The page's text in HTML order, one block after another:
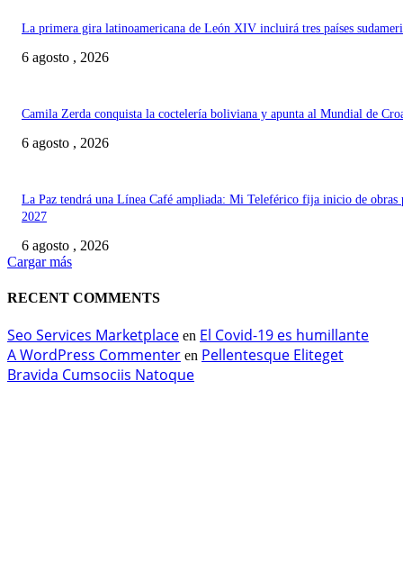
La primera gira latinoamericana de León XIV incluirá tres países
6 agosto , 2026
Camila Zerda conquista la coctelería boliviana y apunta al Mundial de
6 agosto , 2026
La Paz tendrá una Línea Café ampliada: Mi Teleférico fija inicio de obras
2027
6 agosto , 2026
Cargar más
RECENT COMMENTS
Seo Services Marketplace en El Covid-19 es humillante
A WordPress Commenter en Pellentesque Eliteget
Bravida Cumsociis Natoque